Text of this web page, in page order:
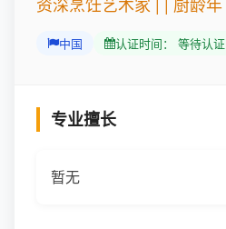
中国 认证时间： 等待认证
专业擅长
暂无